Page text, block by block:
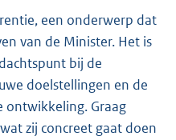
een onderwerp dat
van de Minister. Het is
bij de
doelstellingen en de
ontwikkeling. Graag
zij concreet gaat doen